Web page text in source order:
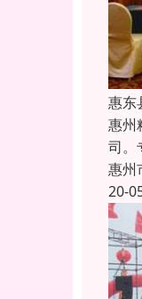
惠东
惠州
司。
惠州
20-